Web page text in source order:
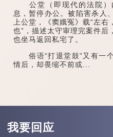
公堂（即现代的法院）
息，暂停办公。被陷害杀人
上公堂，《窦娥冤》载“左
也”，描述太守审理完案件后
也坐马返回私宅了。
俗语“打退堂鼓”又有一个
情后，却畏缩不前或...
我要回应